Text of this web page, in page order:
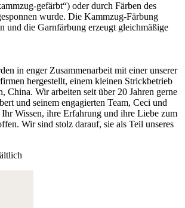
gefärbt“) oder durch Färben des
wurde. Die Kammzug-Färbung
und die Garnfärbung erzeugt gleichmäßige
in enger Zusammenarbeit mit einer unserer
hergestellt, einem kleinen Strickbetrieb
China. Wir arbeiten seit über 20 Jahren gerne
und seinem engagierten Team, Ceci und
Ihr Wissen, ihre Erfahrung und ihre Liebe zum
Wir sind stolz darauf, sie als Teil unseres